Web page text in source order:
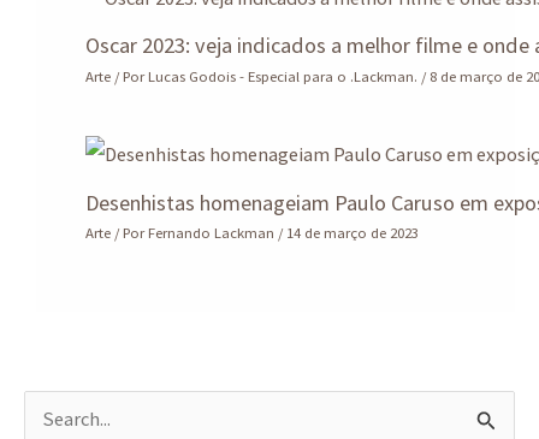
Oscar 2023: veja indicados a melhor filme e onde
Arte / PorLucas Godois - Especial para o .Lackman. /8 de março de
Desenhistas homenageiam Paulo Caruso em
Arte / PorFernando Lackman /14 de março de 2023